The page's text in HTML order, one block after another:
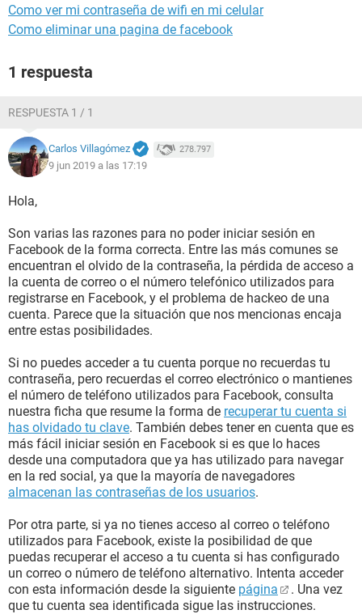
Como ver mi contraseña de wifi en mi celular
Como eliminar una pagina de facebook
1 respuesta
RESPUESTA 1 / 1
Carlos Villagómez 278.797
9 jun 2019 a las 17:19
Hola,
Son varias las razones para no poder iniciar sesión en
Facebook de la forma correcta. Entre las más comunes se
encuentran el olvido de la contraseña, la pérdida de acceso a
la cuenta de correo o el número telefónico utilizados para
registrarse en Facebook, y el problema de hackeo de una
cuenta. Parece que la situación que nos mencionas encaja
entre estas posibilidades.
Si no puedes acceder a tu cuenta porque no recuerdas tu
contraseña, pero recuerdas el correo electrónico o mantienes
el número de teléfono utilizados para Facebook, consulta
nuestra ficha que resume la forma de recuperar tu cuenta si
has olvidado tu clave. También debes tener en cuenta que es
más fácil iniciar sesión en Facebook si es que lo haces
desde una computadora que ya has utilizado para navegar
en la red social, ya que la mayoría de navegadores
almacenan las contraseñas de los usuarios.
Por otra parte, si ya no tienes acceso al correo o teléfono
utilizados para Facebook, existe la posibilidad de que
puedas recuperar el acceso a tu cuenta si has configurado
un correo o número de teléfono alternativo. Intenta acceder
con esta información desde la siguiente página
. Una vez
que tu cuenta sea identificada sigue las instrucciones.